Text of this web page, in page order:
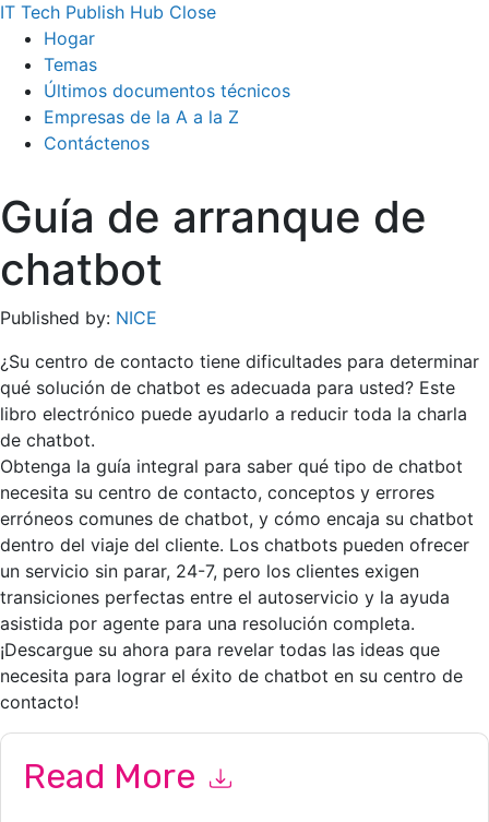
IT Tech Publish Hub Close
Hogar
Temas
Últimos documentos técnicos
Empresas de la A a la Z
Contáctenos
Guía de arranque de
chatbot
Published by: NICE
¿Su centro de contacto tiene dificultades para determinar
qué solución de chatbot es adecuada para usted? Este
libro electrónico puede ayudarlo a reducir toda la charla
de chatbot.
Obtenga la guía integral para saber qué tipo de chatbot
necesita su centro de contacto, conceptos y errores
erróneos comunes de chatbot, y cómo encaja su chatbot
dentro del viaje del cliente. Los chatbots pueden ofrecer
un servicio sin parar, 24-7, pero los clientes exigen
transiciones perfectas entre el autoservicio y la ayuda
asistida por agente para una resolución completa.
¡Descargue su ahora para revelar todas las ideas que
necesita para lograr el éxito de chatbot en su centro de
contacto!
Read More